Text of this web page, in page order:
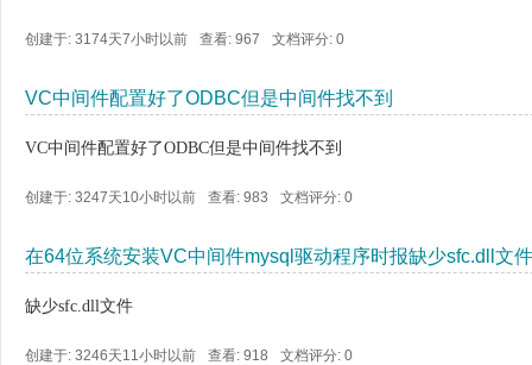
创建于: 3174天7小时以前 查看: 967 文档评分: 0
VC中间件配置好了ODBC但是中间件找不到
VC中间件配置好了ODBC但是中间件找不到
创建于: 3247天10小时以前 查看: 983 文档评分: 0
在64位系统安装VC中间件mysql驱动程序时报缺少sfc.dll文件
缺少sfc.dll文件
创建于: 3246天11小时以前 查看: 918 文档评分: 0